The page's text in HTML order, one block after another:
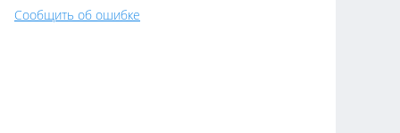
Сообщить об ошибке